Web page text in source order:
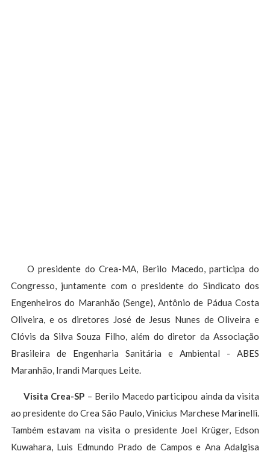
O presidente do Crea-MA, Berilo Macedo, participa do
Congresso, juntamente com o presidente do Sindicato dos
Engenheiros do Maranhão (Senge), Antônio de Pádua Costa
Oliveira, e os diretores José de Jesus Nunes de Oliveira e
Clóvis da Silva Souza Filho, além do diretor da Associação
Brasileira de Engenharia Sanitária e Ambiental - ABES
Maranhão, Irandi Marques Leite.
Visita Crea-SP – Berilo Macedo participou ainda da visita
ao presidente do Crea São Paulo, Vinicius Marchese Marinelli.
Também estavam na visita o presidente Joel Krüger, Edson
Kuwahara, Luis Edmundo Prado de Campos e Ana Adalgisa